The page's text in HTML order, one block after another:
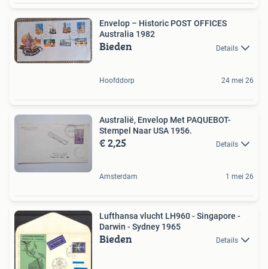
Envelop – Historic POST OFFICES
Australia 1982
Bieden Details
Hoofddorp 24 mei 26
Australië, Envelop Met PAQUEBOT-
Stempel Naar USA 1956.
€ 2,25 Details
Amsterdam 1 mei 26
Lufthansa vlucht LH960 - Singapore -
Darwin - Sydney 1965
Bieden Details